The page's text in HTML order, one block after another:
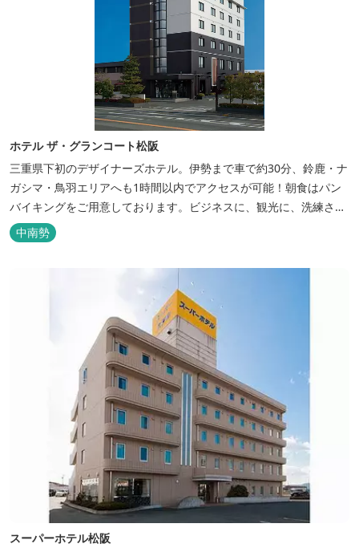
ホテル ザ・グランコート松阪
三重県下初のデザイナーズホテル。伊勢まで車で約30分、鈴鹿・ナ
ガシマ・鳥羽エリアへも1時間以内でアクセスが可能！朝食はパン
バイキングをご用意しております。ビジネスに、観光に、洗練され
た空間の中で上質なひとときをお過ごしください。
中南勢
スーパーホテル松阪